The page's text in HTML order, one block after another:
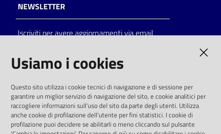
NEWSLETTER
Iscriviti per avere aggiornamenti via email
solo alle condizioni previste dalla direttiva
comunitaria 2003/98/CE e dal d.lgs. 36/2006
SOCIAL
Usiamo i cookies
Questo sito utilizza i cookie tecnici di navigazione e di sessione per
garantire un miglior servizio di navigazione del sito, e cookie analitici per
raccogliere informazioni sull'uso del sito da parte degli utenti. Utilizza
anche cookie di profilazione dell'utente per fini statistici. I cookie di
profilazione puoi decidere se abilitarli o meno cliccando sul pulsante